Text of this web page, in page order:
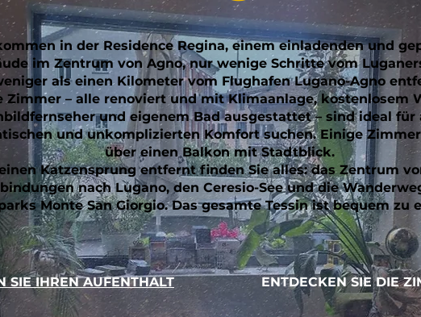
in der Residence Regina, einem einladenden und
im Zentrum von Agno, nur wenige Schritte vom
als einen Kilometer vom Flughafen Lugano-Agno
Zimmer – alle renoviert und mit Klimaanlage, kostenlosem
und eigenem Bad ausgestattet – sind ideal für
und unkomplizierten Komfort suchen. Einige
über einen Balkon mit Stadtblick.
Katzensprung entfernt finden Sie alles: das Zentrum
nach Lugano, den Ceresio-See und die
Monte San Giorgio. Das gesamte Tessin ist bequem zu
SIE IHREN AUFENTHALT ENTDECKEN SIE DIE